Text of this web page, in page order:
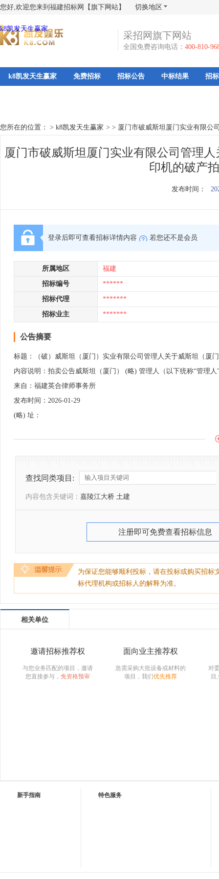
您好,欢迎您来到福建招标网【旗下网站】 切换地区
k8凯发天生赢家
采招网旗下网站
全国免费咨询电话： 400-810-
k8凯发天生赢家 免费招标 招标公告 中标结果 招
您所在的位置： > k8凯发天生赢家 > > 厦门市破威斯坦厦门实业有限公
厦门市破威斯坦厦门实业有限公司管理
印机的破产
发布时间：
登录后即可查看招标详情内容 若您还不是会员
所属地区 福建
招标编号 ******
招标代理 *******
招标业主 *******
公告摘要
标题：（破）威斯坦（厦门）实业有限公司管理人关于威斯坦（厦
内容说明：拍卖公告威斯坦（厦门） (略) 管理人（以下统称“管理人
来自：福建英合律师事务所
发布时间：2026-01-29
(略) 址：
查找同类项目:
内容包含关键词： 嘉陵江大桥 土建
注册即可免费查看招标信息
为保证您能够顺利投标，请在投标或购买招
标代理机构或招标人的解释为准。
相关单位
邀请招标推荐权
与您业务匹配的项目，邀请
您直接参与， 免资格预审
面向业主推荐权
急需采购大批设备或材料的
项目，我们优先推荐
对
目
新手指南 特色服务